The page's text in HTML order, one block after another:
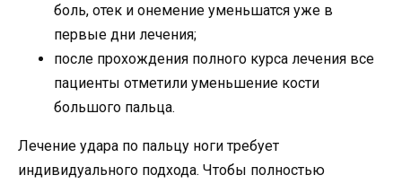
боль, отек и онемение уменьшатся уже в
первые дни лечения;
после прохождения полного курса лечения все
пациенты отметили уменьшение кости
большого пальца.
Лечение удара по пальцу ноги требует
индивидуального подхода. Чтобы полностью